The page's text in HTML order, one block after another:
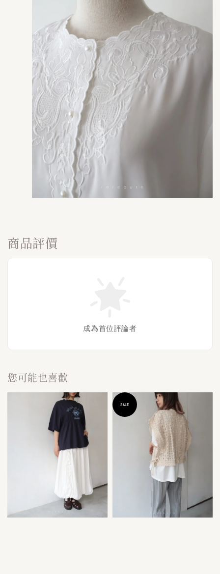
商品評價
成為首位評論者
您可能也喜歡
SALE